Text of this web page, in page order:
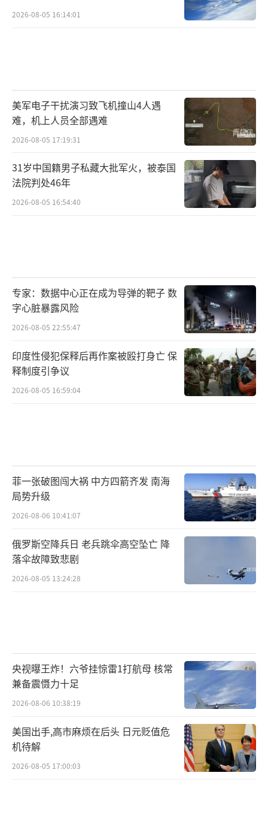
2026-08-05 16:14:01
美军电子干扰演习致飞机撞山4人遇
难，机上人员全部遇难
2026-08-05 17:19:31
31岁中国籍男子私藏大批军火，被泰国
法院判处46年
2026-08-05 16:54:40
专家：数据中心正在成为导弹的靶子 数
字心脏暴露风险
2026-08-05 22:55:47
印度性侵犯保释后再作案被殴打身亡 保
释制度引争议
2026-08-05 16:59:04
菲一张破图闯大祸 中方四箭齐发 南海
局势升级
2026-08-06 10:41:07
俄罗斯空降兵日 老兵跳伞高空坠亡 降
落伞故障致悲剧
2026-08-05 13:24:28
央视曝王炸！六爷挂惊雷1打航母 核常
兼备震慑力十足
2026-08-06 10:38:19
美国出手,高市麻烦在后头 日元贬值危
机待解
2026-08-05 17:00:03